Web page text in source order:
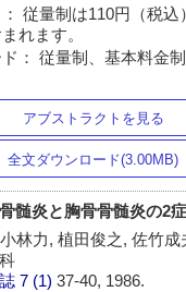
従量制は110円（税込
れます。
： 従量制、基本料金
アブストラクトを見る
全文ダウンロード(3.00MB)
髄炎と胸骨骨髄炎の2
林力, 植田俊之, 佐竹成
7 (1)37-40, 1986.